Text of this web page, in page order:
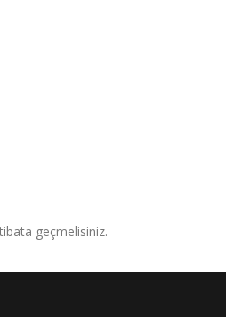
geçmelisiniz.